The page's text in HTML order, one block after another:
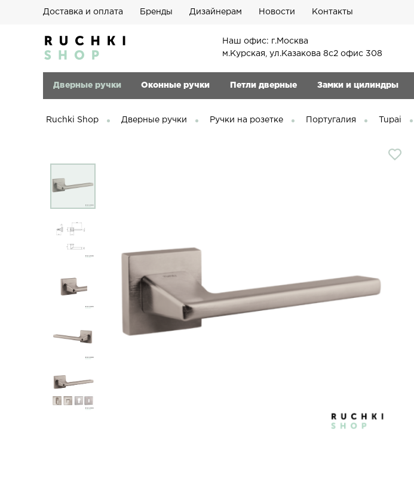
Доставка и оплата Бренды Дизайнерам Новости Контакты
Наш офис: г.Москва
м.Курская, ул.Казакова 8с2 офис 308
Дверные ручки Оконные ручки Петли дверные Замки и цилиндры
Ruchki Shop Дверные ручки Ручки на розетке Португалия Tupai